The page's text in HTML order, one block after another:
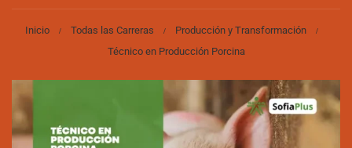
Inicio Todas las Carreras
Producción y Transformación
Técnico en Producción Porcina